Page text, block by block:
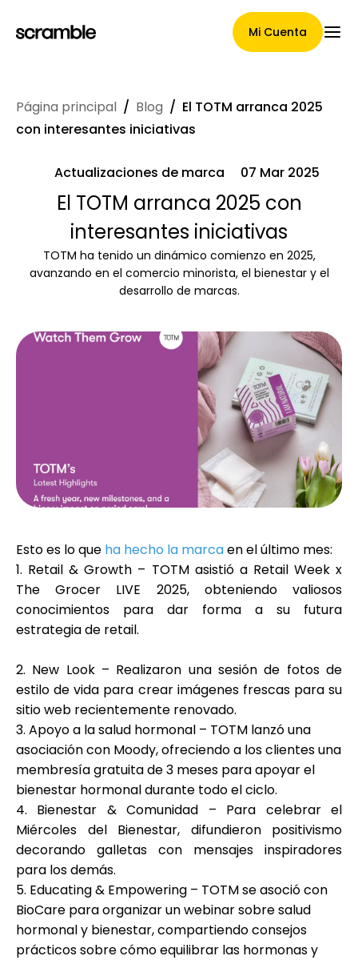
Mi Cuenta
Página Principal
Términos de asignación de
reclamaciones
Selección de marca
Calculadoras
Blog
Contáctenos
Ayuda
Mi Cuenta
Página principal / Blog / El TOTM arranca 2025
con interesantes iniciativas
Actualizaciones de marca 07 Mar 2025
El TOTM arranca 2025 con
interesantes iniciativas
TOTM ha tenido un dinámico comienzo en 2025,
avanzando en el comercio minorista, el bienestar y el
desarrollo de marcas.
Esto es lo que ha hecho la marcaen el último mes:
1. Retail & Growth – TOTM asistió a Retail Week x
The Grocer LIVE 2025, obteniendo valiosos
conocimientos para dar forma a su futura
estrategia de retail.
2. New Look– Realizaron unasesión de fotos de
estilo de vida para crear imágenes frescas para su
sitio web recientemente renovado.
3. Apoyo a la salud hormonal – TOTM lanzó una
asociación con Moody, ofreciendo a los clientes una
membresía gratuita de 3 meses para apoyar el
bienestar hormonal durante todo el ciclo.
4. Bienestar & Comunidad – Para celebrar el
Miércoles del Bienestar, difundieron positivismo
decorando galletas con mensajes inspiradores
para los demás.
5. Educating & Empowering – TOTM se asoció con
BioCare para organizar unwebinar sobre salud
hormonal y bienestar,compartiendo consejos
prácticos sobre cómo equilibrar las hormonas y